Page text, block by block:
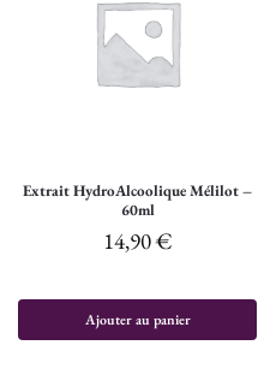
Extrait HydroAlcoolique Mélilot –
60ml
14,90€
Ajouter au panier